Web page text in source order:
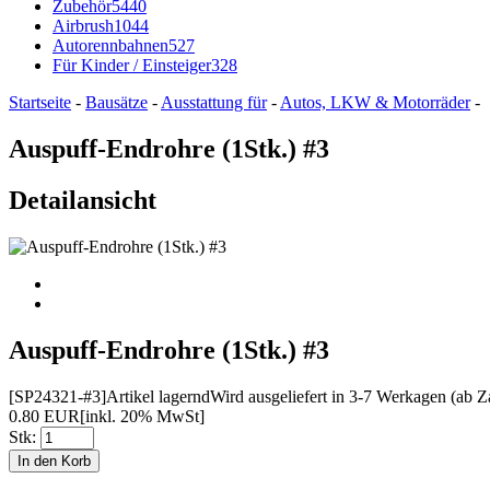
Zubehör5440
Airbrush1044
Autorennbahnen527
Für Kinder / Einsteiger328
Startseite - Bausätze - Ausstattung für- Autos, LKW & Motorräder-
Auspuff-Endrohre (1Stk.) #3
Detailansicht
Auspuff-Endrohre (1Stk.) #3
[SP24321-#3]Artikel lagerndWird ausgeliefert in 3-7 Werkagen (ab
0.80 EUR[inkl. 20% MwSt]
Stk: